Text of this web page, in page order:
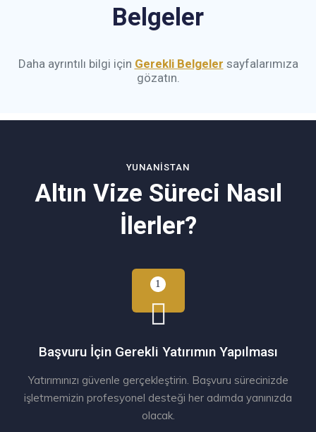
Belgeler
Daha ayrıntılı bilgi için Gerekli Belgeler sayfalarımıza
gözatın.
YUNANISTAN
Altın Vize Süreci Nasıl
İlerler?
Başvuru İçin Gerekli Yatırımın Yapılması
Yatırımınızı güvenle gerçekleştirin. Başvuru sürecinizde
işletmemizin profesyonel desteği her adımda yanınızda
olacak.